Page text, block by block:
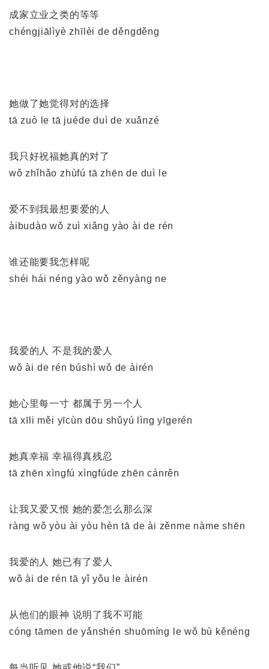
成家立业之类的等等
chéngjiālìyè zhīlèi de děngděng
她做了她觉得对的选择
tā zuò le tā juéde duì de xuǎnzé
我只好祝福她真的对了
wǒ zhǐhǎo zhùfú tā zhēn de duì le
爱不到我最想要爱的人
àibudào wǒ zuì xiǎng yào ài de rén
谁还能要我怎样呢
shéi hái néng yào wǒ zěnyàng ne
我爱的人 不是我的爱人
wǒ ài de rén búshì wǒ de àirén
她心里每一寸 都属于另一个人
tā xīli měi yīcùn dōu shǔyú lìng yīgerén
她真幸福 幸福得真残忍
tā zhēn xìngfú xìngfúde zhēn cánrěn
让我又爱又恨 她的爱怎么那么深
ràng wǒ yòu ài yòu hèn tā de ài zěnme nàme shēn
我爱的人 她已有了爱人
wǒ ài de rén tā yǐ yǒu le àirén
从他们的眼神 说明了我不可能
cóng tāmen de yǎnshén shuōmíng le wǒ bù kěnéng